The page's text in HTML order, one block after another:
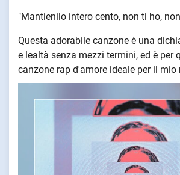
"Mantienilo intero cento, non ti ho,
Questa adorabile canzone è una
e lealtà senza mezzi termini, ed è per
canzone rap d'amore ideale per il mio